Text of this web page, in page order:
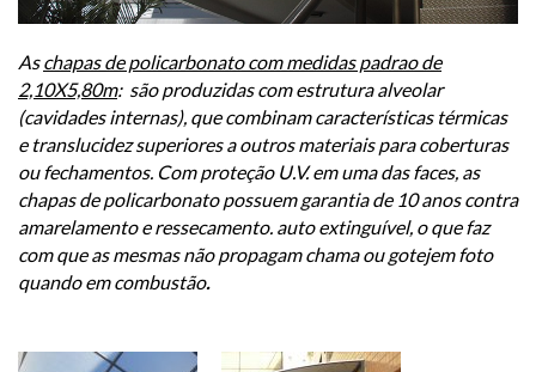
Aschapas de policarbonato com medidas padrao de
2,10X5,80m: são produzidas com estrutura alveolar
(cavidades internas), que combinam características térmicas
e translucidez superiores a outros materiais para coberturas
ou fechamentos. Com proteção U.V. em uma das faces, as
chapas de policarbonato possuem garantia de 10 anos contra
amarelamento e ressecamento. auto extinguível, o que faz
com que as mesmas não propagam chama ou gotejem foto
quando em combustão.